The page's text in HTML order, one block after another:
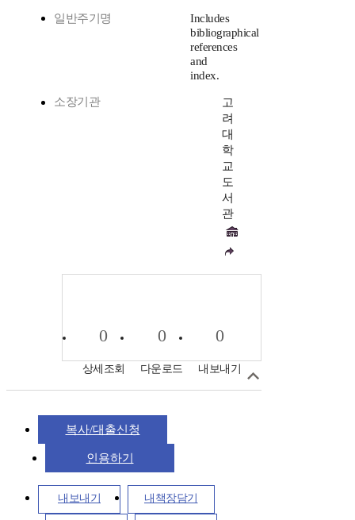
일반주기명
Includes
bibliographical
references
and
index.
소장기관
고
려
대
학
교
도
서
관
0
상세조회
0
다운로드
0
내보내기
복사/대출신청
인용하기
내보내기 내책장담기